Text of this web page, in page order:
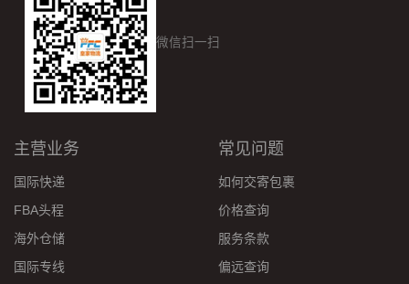
微信扫一扫
主营业务
国际快递
FBA头程
海外仓储
国际专线
常见问题
如何交寄包裹
价格查询
服务条款
偏远查询